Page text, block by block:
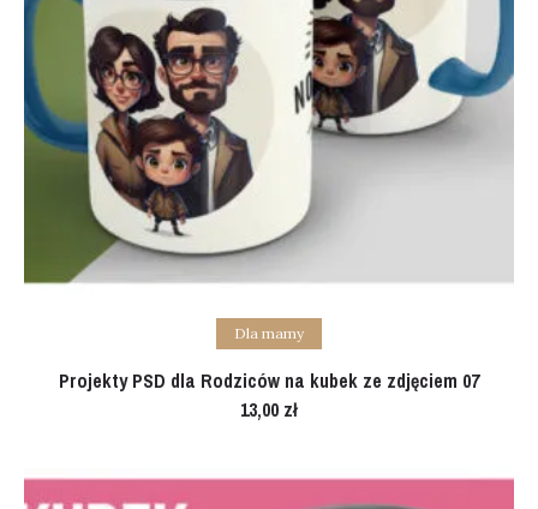
Add to cart
Dla mamy
Projekty PSD dla Rodziców na kubek ze zdjęciem 07
13,00 zł